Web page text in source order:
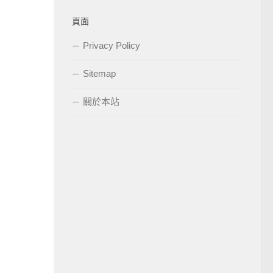
頁面
Privacy Policy
Sitemap
關於本站